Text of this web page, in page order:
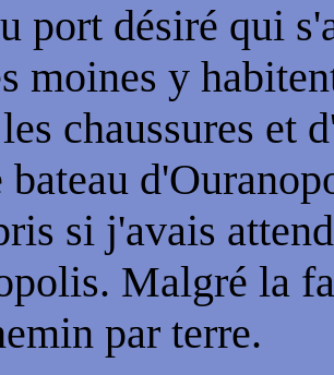
port désiré qui
moines y
chaussures et
bateau
si j'avais
Malgré la
par terre.